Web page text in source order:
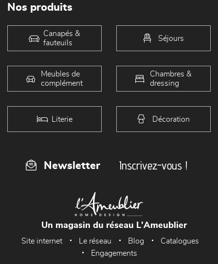
Nos produits
Canapés &
fauteuils
Séjours
Meubles de
complément
Chambres &
dressing
Literie Décoration
Newsletter Inscrivez-vous !
Un magasin du réseau L'Ameublier
Site internet Le réseau Blog
Catalogues
Engagements